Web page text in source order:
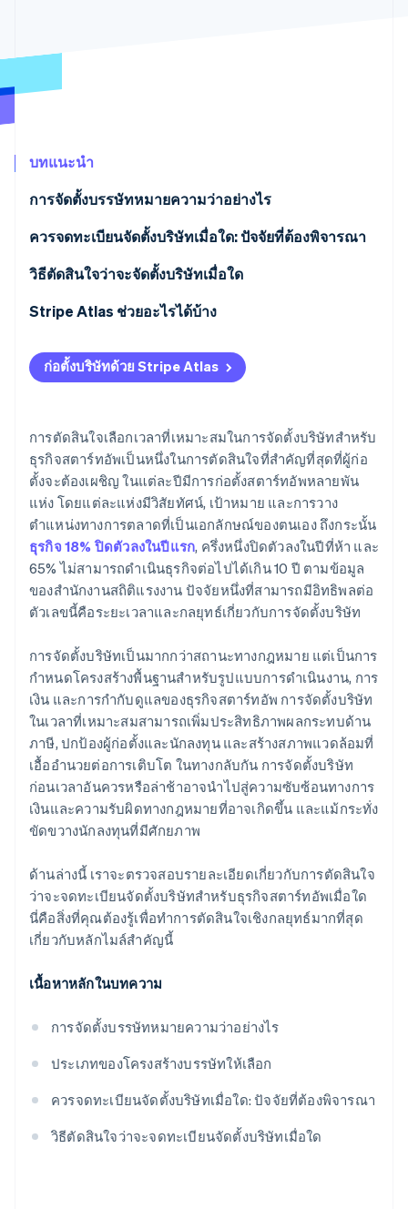
การก่อตั้งบริษัทสตาร์ทอัพ
Stripe Sessions 2026
AI อย่างไร
บทแนะนำ
การจัดตั้งบรรษัทหมายความว่าอย่างไร
กิจการเจ้าของคนเดียว
ห้างหุ้นส่วน
บริษัทจำกัด (LLC)
บรรษัทประเภท C (C corp)
บรรษัทประเภท S (S corp)
องค์กรไม่แสวงหากำไร
ควรจดทะเบียนจัดตั้งบริษัทเมื่อใด: ปัจจัยที่ต้องพิจารณา
วิธีตัดสินใจว่าจะจัดตั้งบริษัทเมื่อใด
Stripe Atlas ช่วยอะไรได้บ้าง
การสมัครใช้งาน Atlas
การรับชำระเงินและการธนาคารก่อนที่จะได้รับ EIN ของ
การซื้อหุ้นของผู้ก่อตั้งแบบไร้เงินสด
การยื่นเอกสารการเลือกสถานะภาษี 83(b) อัตโนมัติ
เอกสารทางกฎหมายของบริษัทระดับโลก
Stripe Payments ฟรีหนึ่งปี พร้อมเครดิตและส่วนลด
สำหรับพาร์ทเนอร์มูลค่า 50,000 ดอลลาร์สหรัฐ
ก่อตั้งบริษัทด้วย Stripe Atlas
การตัดสินใจเลือกเวลาที่เหมาะสมในการจัดตั้งบริษัทสำหรับ
ธุรกิจสตาร์ทอัพเป็นหนึ่งในการตัดสินใจที่สำคัญที่สุดที่ผู้ก่อ
ตั้งจะต้องเผชิญ ในแต่ละปีมีการก่อตั้งสตาร์ทอัพหลายพัน
แห่ง โดยแต่ละแห่งมีวิสัยทัศน์, เป้าหมาย และการวาง
ตำแหน่งทางการตลาดที่เป็นเอกลักษณ์ของตนเอง ถึงกระนั้น
ธุรกิจ 18% ปิดตัวลงในปีแรก, ครึ่งหนึ่งปิดตัวลงในปีที่ห้า และ
65% ไม่สามารถดำเนินธุรกิจต่อไปได้เกิน 10 ปี ตามข้อมูล
ของสำนักงานสถิติแรงงาน ปัจจัยหนึ่งที่สามารถมีอิทธิพลต่อ
ตัวเลขนี้คือระยะเวลาและกลยุทธ์เกี่ยวกับการจัดตั้งบริษัท
การจัดตั้งบริษัทเป็นมากกว่าสถานะทางกฎหมาย แต่เป็นการ
กำหนดโครงสร้างพื้นฐานสำหรับรูปแบบการดำเนินงาน, การ
เงิน และการกำกับดูแลของธุรกิจสตาร์ทอัพ การจัดตั้งบริษัท
ในเวลาที่เหมาะสมสามารถเพิ่มประสิทธิภาพผลกระทบด้าน
ภาษี, ปกป้องผู้ก่อตั้งและนักลงทุน และสร้างสภาพแวดล้อมที่
เอื้ออำนวยต่อการเติบโต ในทางกลับกัน การจัดตั้งบริษัท
ก่อนเวลาอันควรหรือล่าช้าอาจนำไปสู่ความซับซ้อนทางการ
เงินและความรับผิดทางกฎหมายที่อาจเกิดขึ้น และแม้กระทั่ง
ขัดขวางนักลงทุนที่มีศักยภาพ
ด้านล่างนี้ เราจะตรวจสอบรายละเอียดเกี่ยวกับการตัดสินใจ
ว่าจะจดทะเบียนจัดตั้งบริษัทสำหรับธุรกิจสตาร์ทอัพเมื่อใด
นี่คือสิ่งที่คุณต้องรู้เพื่อทำการตัดสินใจเชิงกลยุทธ์มากที่สุด
เกี่ยวกับหลักไมล์สำคัญนี้
เนื้อหาหลักในบทความ
การจัดตั้งบรรษัทหมายความว่าอย่างไร
ประเภทของโครงสร้างบรรษัทให้เลือก
ควรจดทะเบียนจัดตั้งบริษัทเมื่อใด: ปัจจัยที่ต้องพิจารณา
วิธีตัดสินใจว่าจะจดทะเบียนจัดตั้งบริษัทเมื่อใด